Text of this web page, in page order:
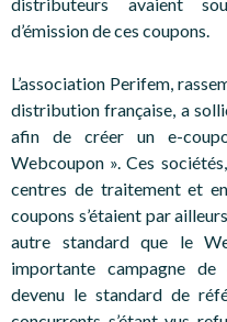
d’émission de ces coupons.
L’association Perifem,
distribution française, a
afin de créer un e-
Webcoupon ». Ces
centres de traitement et
coupons s’étaient par
autre standard que le
importante campagne de
devenu le standard de